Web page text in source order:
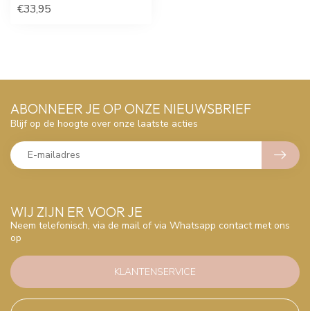
€33,95
WIJ ZIJN ER VOOR JE
Neem telefonisch, via de mail of via Whatsapp contact met ons
op
KLANTENSERVICE
ABONNEER JE OP ONZE NIEUWSBRIEF
Blijf op de hoogte over onze laatste acties